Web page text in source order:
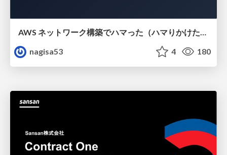
AWS ネットワーク構築でハマった（ハマりかけた） 5選とそこから得た教訓
nagisa53
4 180